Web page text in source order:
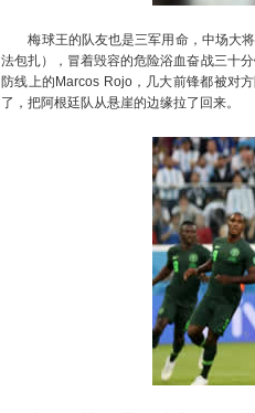
梅球王的队友也是三军用命，中场大将
法包扎），冒着毁容的危险浴血奋战三十
防线上的Marcos Rojo，几大前锋都被对
了，把阿根廷队从悬崖的边缘拉了回来。